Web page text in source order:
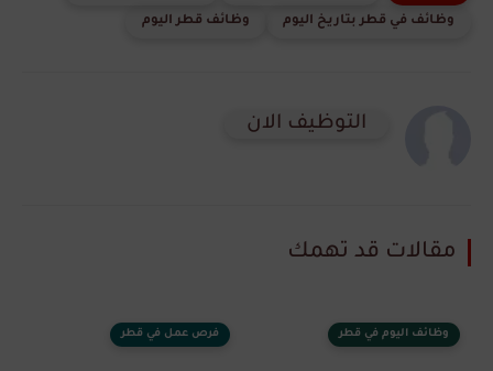
وظائف في قطر بتاريخ اليوم وظائف قطر اليوم
التوظيف الان
مقالات قد تهمك
وظائف اليوم في قطر فرص عمل في قطر